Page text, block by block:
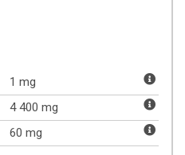
Ezt a gyógynövényt a
oxidatív stresszel szembeni
normál állapotának
1 mg
4 400 mg
60 mg